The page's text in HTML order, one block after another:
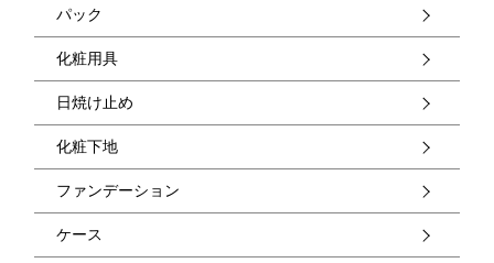
パック
化粧用具
日焼け止め
化粧下地
ファンデーション
ケース